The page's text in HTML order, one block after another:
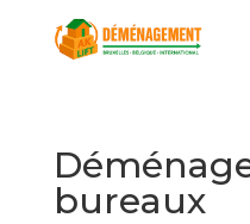
bureaux